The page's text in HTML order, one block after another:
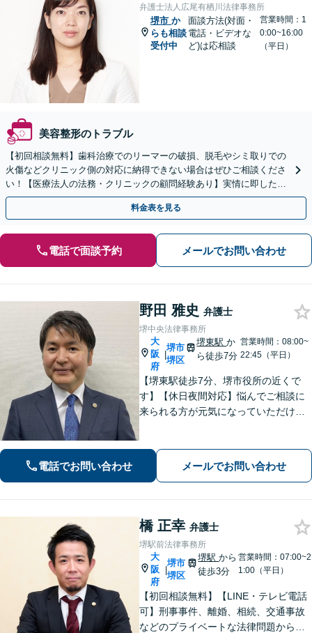
弁護士法人広尾有栖川法律事務所
堺市 か
らも相談
受付中
面談方法(対面・
電話・ビデオな
ど)は応相談
営業時間：1
0:00~16:00
（平日）
美容整形のトラブル
【初回相談無料】歯科治療でのリーマーの破損、脱毛やシミ取りでの
火傷などクリニック側の対応に納得できない場合はぜひご相談くださ
い！【医療法人の法務・クリニックの顧問経験あり】実情に即したア
ドバイスで、納得のできるトラブルの解決を目指します。
料金表を見る
電話で面談予約 メールでお問い合わせ
野田 雅史 弁護士
堺中央法律事務所
大
阪
府
|
堺市
堺区
堺東駅か
ら徒歩7分
営業時間：08:00~
22:45（平日）
【堺東駅徒歩7分、堺市役所の近くで
す】【休日夜間対応】悩んでご相談に
来られる方が元気になっていただける
ください。分野によっては、初回30分
間の無料相談を実施しております。
電話でお問い合わせ メールでお問い合わせ
橋 正幸 弁護士
堺駅前法律事務所
大
阪
府
|
堺市
堺区
堺駅から
徒歩3分
営業時間：07:00~2
1:00（平日）
【初回相談無料】【LINE・テレビ電話
可】刑事事件、離婚、相続、交通事故
などのプライベートな法律問題から、